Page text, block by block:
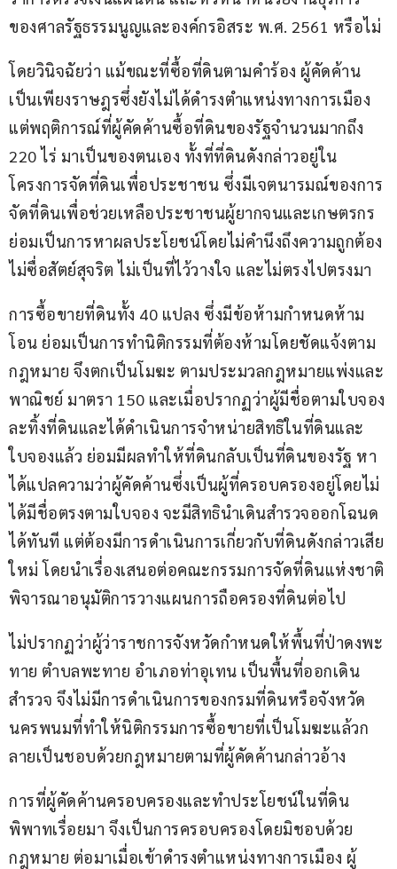
ของศาลรัฐธรรมนูญและองค์กรอิสระ พ.ศ. 2561 หรือไม่
โดยวินิจฉัยว่า แม้ขณะที่ซื้อที่ดินตามคำร้อง ผู้คัดค้าน
เป็นเพียงราษฎรซึ่งยังไม่ได้ดำรงตำแหน่งทางการเมือง
แต่พฤติการณ์ที่ผู้คัดค้านซื้อที่ดินของรัฐจำนวนมากถึง
220 ไร่ มาเป็นของตนเอง ทั้งที่ที่ดินดังกล่าวอยู่ใน
โครงการจัดที่ดินเพื่อประชาชน ซึ่งมีเจตนารมณ์ของการ
จัดที่ดินเพื่อช่วยเหลือประชาชนผู้ยากจนและเกษตรกร
ย่อมเป็นการหาผลประโยชน์โดยไม่คำนึงถึงความถูกต้อง
ไม่ซื่อสัตย์สุจริต ไม่เป็นที่ไว้วางใจ และไม่ตรงไปตรงมา
การซื้อขายที่ดินทั้ง 40 แปลง ซึ่งมีข้อห้ามกำหนดห้าม
โอน ย่อมเป็นการทำนิติกรรมที่ต้องห้ามโดยชัดแจ้งตาม
กฎหมาย จึงตกเป็นโมฆะ ตามประมวลกฎหมายแพ่งและ
พาณิชย์ มาตรา 150 และเมื่อปรากฏว่าผู้มีชื่อตามใบจอง
ละทิ้งที่ดินและได้ดำเนินการจำหน่ายสิทธิในที่ดินและ
ใบจองแล้ว ย่อมมีผลทำให้ที่ดินกลับเป็นที่ดินของรัฐ หา
ได้แปลความว่าผู้คัดค้านซึ่งเป็นผู้ที่ครอบครองอยู่โดยไม่
ได้มีชื่อตรงตามใบจอง จะมีสิทธินำเดินสำรวจออกโฉนด
ได้ทันที แต่ต้องมีการดำเนินการเกี่ยวกับที่ดินดังกล่าวเสีย
ใหม่ โดยนำเรื่องเสนอต่อคณะกรรมการจัดที่ดินแห่งชาติ
พิจารณาอนุมัติการวางแผนการถือครองที่ดินต่อไป
ไม่ปรากฏว่าผู้ว่าราชการจังหวัดกำหนดให้พื้นที่ป่าดงพะ
ทาย ตำบลพะทาย อำเภอท่าอุเทน เป็นพื้นที่ออกเดิน
สำรวจ จึงไม่มีการดำเนินการของกรมที่ดินหรือจังหวัด
นครพนมที่ทำให้นิติกรรมการซื้อขายที่เป็นโมฆะแล้วก
ลายเป็นชอบด้วยกฎหมายตามที่ผู้คัดค้านกล่าวอ้าง
การที่ผู้คัดค้านครอบครองและทำประโยชน์ในที่ดิน
พิพาทเรื่อยมา จึงเป็นการครอบครองโดยมิชอบด้วย
กฎหมาย ต่อมาเมื่อเข้าดำรงตำแหน่งทางการเมือง ผู้